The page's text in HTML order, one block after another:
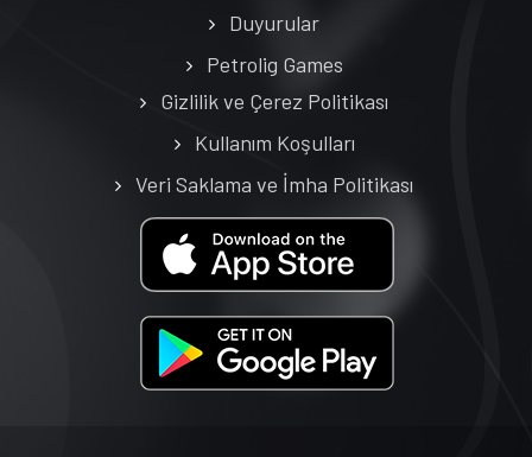
Duyurular
Petrolig Games
Gizlilik ve Çerez Politikası
Kullanım Koşulları
Veri Saklama ve İmha Politikası